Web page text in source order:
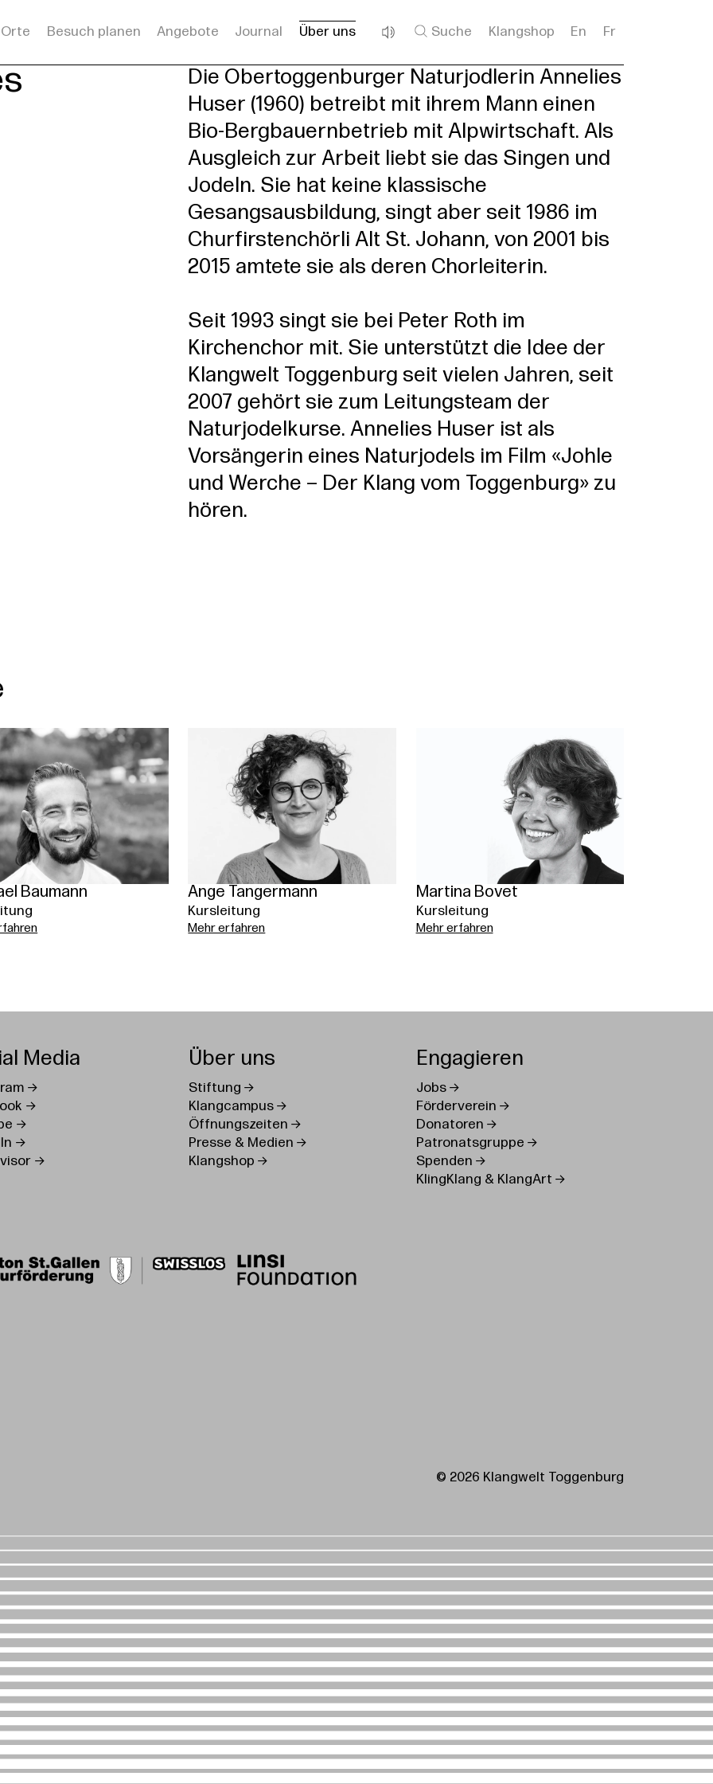
Orte Besuch planen Angebote Journal Über uns Suche Klangshop En Fr
Die Obertoggenburger Naturjodlerin Annelies
Huser (1960) betreibt mit ihrem Mann einen
Bio-Bergbauernbetrieb mit Alpwirtschaft. Als
Ausgleich zur Arbeit liebt sie das Singen und
Jodeln. Sie hat keine klassische
Gesangsausbildung, singt aber seit 1986 im
Churfirstenchörli Alt St. Johann, von 2001 bis
2015 amtete sie als deren Chorleiterin.
Seit 1993 singt sie bei Peter Roth im
Kirchenchor mit. Sie unterstützt die Idee der
Klangwelt Toggenburg seit vielen Jahren, seit
2007 gehört sie zum Leitungsteam der
Naturjodelkurse. Annelies Huser ist als
Vorsängerin eines Naturjodels im Film «Johle
und Werche – Der Klang vom Toggenburg» zu
hören.
Baumann Ange Tangermann
Kursleitung
Mehr erfahren
Martina Bovet
Kursleitung
Mehr erfahren
Media Über uns
Stiftung
Klangcampus
Öffnungszeiten
Presse & Medien
Klangshop
Engagieren
Jobs
Förderverein
Donatoren
Patronatsgruppe
Spenden
KlingKlang & KlangArt
© 2026 Klangwelt Toggenburg